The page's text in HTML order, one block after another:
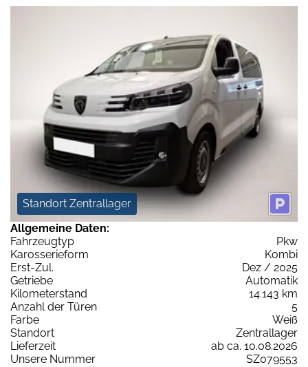
Standort Zentrallager
Allgemeine Daten:
Fahrzeugtyp
Pkw
Karosserieform
Kombi
Erst-Zul.
Dez / 2025
Getriebe
Automatik
Kilometerstand
14.143 km
Anzahl der Türen
5
Farbe
Weiß
Standort
Zentrallager
Lieferzeit
ab ca. 10.08.2026
Unsere Nummer
SZ079553